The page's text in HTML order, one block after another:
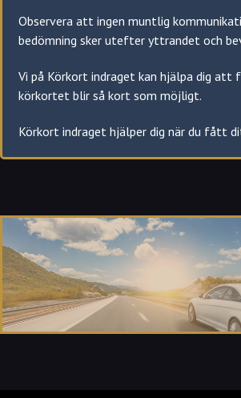
Helenelund
Hovsjö
Brunnsäng
Bårsta
Saltskog
Sofiehill
Ritorp
Ronna
Pershagen
Hölö
Observera att ingen muntlig
bedömning sker utefter yttrandet och
Vi på Körkort indraget kan hjälpa dig
körkortet blir så kort som möjligt.
Körkort indraget hjälper dig när du fått
Eller andra trafikjuridiska problem?
Transportjurister ger dig i Södertälje råd
Varmt välkommen att kontakt oss när